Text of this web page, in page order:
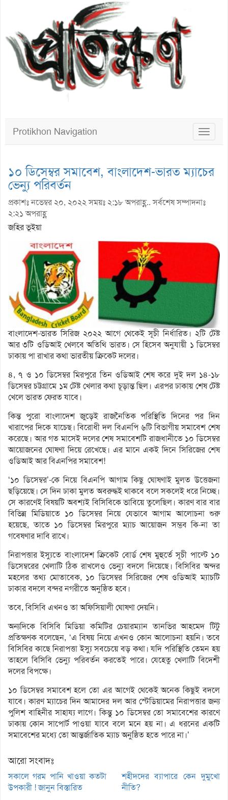
Toggle
Protikhon Navigation
১০ ডিসেম্বর সমাবেশ, বাংলাদেশ-ভারত ম্যাচের
ভেন্যু পরিবর্তন
প্রকাশঃ নভেম্বর ২০, ২০২২ সময়ঃ ২:১৮ অপরাহ্ণ.. সর্বশেষ সম্পাদনাঃ
২:২১ অপরাহ্ণ
জহির ভূইয়া
বাংলাদেশ-ভারত সিরিজ ২০২২ আগে থেকেই সূচী নির্ধারিত। ২টি টেষ্ট
আর ৩টি ওডিআই খেলবে অতিথি ভারত। সে হিসেব অনুযায়ী ১ ডিসেম্বর
ঢাকায় পা রাখার কথা ভারতীয় ক্রিকেট দলের।
৪, ৭ ও ১০ ডিসেম্বর মিরপুরে তিন ওডিআই শেষ করে দুই দল ১৪-১৮
ডিসেম্বর চট্টগ্রামে ১ম টেষ্ট খেলার কথা চূড়ান্ত ছিল। এরপর ঢাকায় শেষ টেষ্ট
খেলে ভারত ফেরত যাবে।
কিন্ত পুরো বাংলাদেশ জুড়েই রাজনৈতিক পরিস্থিতি দিনের পর দিন
খারাপের দিকে যাচেছ। বিরোধী দল বিএনপি ৬টি বিভাগীয় সমাবেশ শেষ
করেছে। আর গত মাসেই দলের শেষ সমাবেশটি রাজধানীতে ১০ ডিসেম্বর
আয়োজনের ঘোষণা দিয়ে রেখেছে। এর মানে একই দিনে সিরিজের শেষ
ওডিআই আর বিএনপির সমাবেশ!
‘১০ ডিসেম্বর’-কে নিয়ে বিএনপি আগাম কিছু ঘোষণাই মুলত উত্তেজনা
ছড়িয়েছে। সে দিন ঢাকা মুলত অবরুদ্ধই থাকবে বলে সকলেই ধরে নিচ্ছে।
সে কারণেই বিষয়টি অবশ্যই বিসিবিকে ভাবিয়ে তুলেছিল। কারণ বার বার
বিভিন্ন মিডিয়াতে ১০ ডিসেম্বর নিয়ে যেভাবে আগাম আলোচনা শুরু
হয়েছে, তাতে ১০ ডিসেম্বর মিরপুরে ম্যাচ আয়োজন সম্ভব কি-না তা
গবেষণার দাবি রাখে।
নিরাপত্তার ইস্যুতে বাংলাদেশ ক্রিকেট বোর্ড শেষ মুহুর্তে সূচী পাল্টে ১০
ডিসেম্বরের খেলাটি ঠিক রাখলেও ভেন্যু বদলে দিয়েছে। বিসিবির অন্দর
মহলের তথ্য মোতাবেক, ১০ ডিসেম্বর সিরিজের শেষ ওডিআই ম্যাচটি
ঢাকার বদলে বন্দর নগরীতে অনুষ্ঠিত হবে।
তবে, বিসিবি এখনও তা অফিসিয়ালী ঘোষণা দেয়নি।
অন্যদিকে বিসিবি মিডিয়া কমিটির চেয়ারম্যান তানভির আহমেদ টিটু
প্রতিক্ষণক বলেছেন, ‘এ বিষয় নিয়ে এখনও কোন আলোচনা হয়নি। তবে
বিসিবির কাছে নিরাপত্তা ইস্যু সবচেয়ে বড় কথা। যদি পরিস্থিতি তেমন হয়
তাহলে বিসিবি ভেন্যু পরিবর্তন করতেই পারে। যেহেতু খেলাটি বিদেশী
দলের বিপক্ষে।
১০ ডিসেম্বর সমাবেশ হলে তো এর আগেই থেকেই অনেক কিছুই বদলে
যাবে। কারণ ম্যাচের দিন আমাদের দল আর স্টেডিয়ামের নিরাপত্তার জন্য
পুলিশ বাহিনীর সাহায্য লাগে। কিন্তু ১০ ডিসেম্বর তো সমাবেশের কারণে
ঢাকায় কোন সাপোর্ট পাওয়া যাবে বলে মনে হয় না। এ ধরনের একটি
সমাবেশের মধ্যে তো আন্তর্জাতিক ম্যাচ অনুষ্ঠিত হতে পারে না।’
আরো সংবাদঃ
সকালে গরম পানি খাওয়া কতটা
উপকারী ! জানুন বিস্তারিত
শহীদদের ব্যাপারে কেন দুমুখো
নীতি?